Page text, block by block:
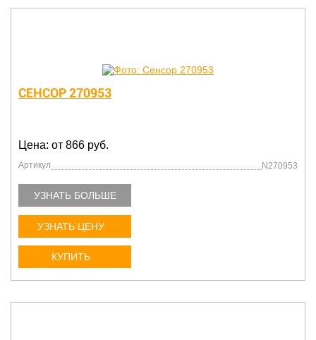
СЕНСОР 270953
Цена: от 866 руб.
Артикул N270953
УЗНАТЬ БОЛЬШЕ
УЗНАТЬ ЦЕНУ
КУПИТЬ